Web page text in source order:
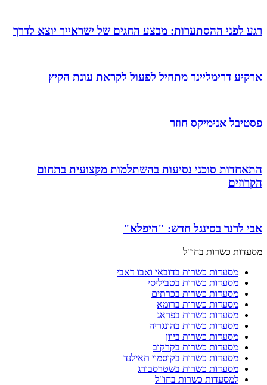
רגע לפני ההסתערות: מבצע החגים של ישראייר יוצא לדרך
ארקיע דרימליינר מתחיל לפעול לקראת עונת הקיץ
פסטיבל אנימיקס חוזר
התאחדות סוכני נסיעות בהשתלמות מקצועית בתחום
הקרוזים
אבי לרנר בסינגל חדש: "היפלא"
מסעדות כשרות בחו"ל
מסעדות כשרות בדובאי ואבו דאבי
מסעדות כשרות בטביליסי
מסעדות כשרות בכרתים
מסעדות כשרות ברומא
מסעדות כשרות בפראג
מסעדות כשרות בהונגריה
מסעדות כשרות ביוון
מסעדות כשרות בקרקוב
מסעדות כשרות בקוסמוי תאילנד
מסעדות כשרות בשטרסבורג
למסעדות כשרות בחו"ל